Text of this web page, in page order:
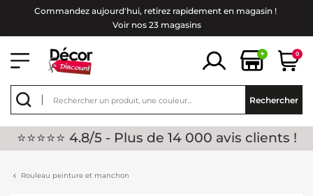
Commandez aujourd'hui, retirez rapidement en magasin !
Voir nos 23 magasins
+ 0
Rechercher
⭐⭐⭐⭐⭐ 4.8/5 - Plus de 14 000 avis clients !
Rouleau peinture et manchon